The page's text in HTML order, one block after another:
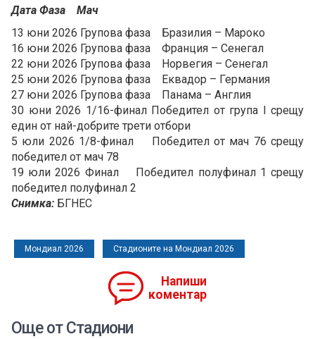
Дата Фаза Мач
13 юни 2026 Групова фаза Бразилия – Мароко
16 юни 2026 Групова фаза Франция – Сенегал
22 юни 2026 Групова фаза Норвегия – Сенегал
25 юни 2026 Групова фаза Еквадор – Германия
27 юни 2026 Групова фаза Панама – Англия
30 юни 2026 1/16-финал Победител от група I срещу
един от най-добрите трети отбори
5 юли 2026 1/8-финал Победител от мач 76 срещу
победител от мач 78
19 юли 2026 Финал Победител полуфинал 1 срещу
победител полуфинал 2
Снимка: БГНЕС
Мондиал 2026 Стадионите на Мондиал 2026
Напиши
коментар
Още от Стадиони